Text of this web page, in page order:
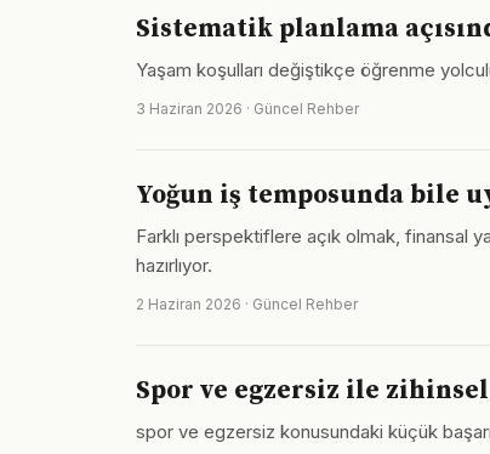
Sistematik planlama
Yaşam koşulları değiştikçe öğrenme
3 Haziran 2026 · Güncel Rehber
Yoğun iş temposunda bile
Farklı perspektiflere açık olmak, finansal
hazırlıyor.
2 Haziran 2026 · Güncel Rehber
Spor ve egzersiz ile
spor ve egzersiz konusundaki küçük